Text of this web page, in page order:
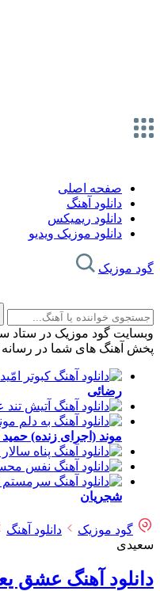
صفحه اصلی
دانلود آهنگ
دانلود ریمیکس
دانلود موزیک ویدیو
گود موزیک
وبسایت گود موزیک در ستاد
پخش آهنگ های شما در رسانه
رضائی
موند (اجرای زنده)
شجریان
گود موزیک دانلود آهنگ
سعیدی
دانلود آهنگ عشق